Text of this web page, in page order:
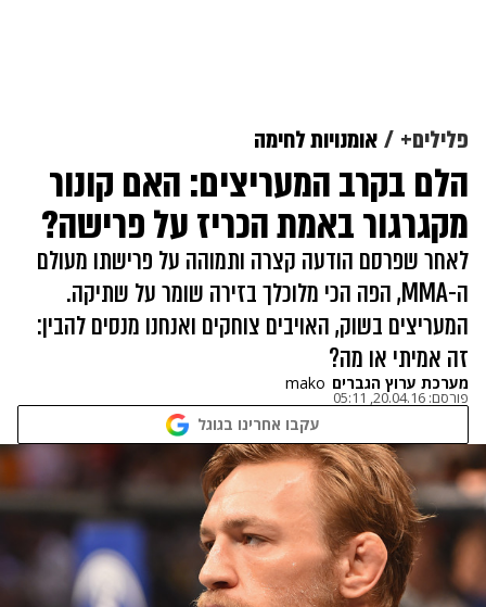
פלילים+ אומנויות לחימה
הלם בקרב המעריצים: האם קונור
מקגרגור באמת הכריז על פרישה?
לאחר שפרסם הודעה קצרה ותמוהה על פרישתו מעולם
ה-MMA, הפה הכי מלוכלך בזירה שומר על שתיקה.
המעריצים בשוק, האויבים צוחקים ואנחנו מנסים להבין:
זה אמיתי או מה?
מערכת ערוץ הגברים mako
פורסם: 20.04.16, 05:11
עקבו אחרינו בגוגל